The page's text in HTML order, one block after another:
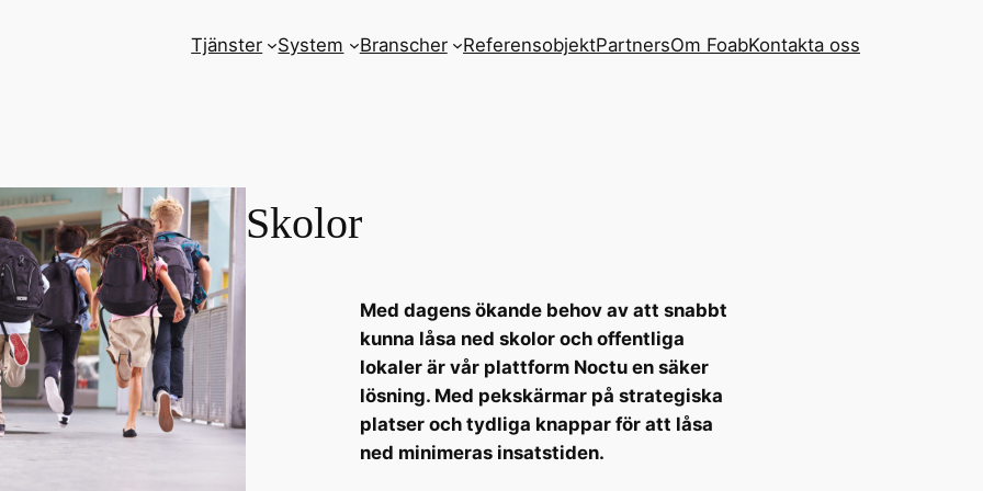
Tjänster System Branscher ReferensobjektPartnersOm FoabKontakta oss
Skolor
Med dagens ökande behov av att snabbt
kunna låsa ned skolor och offentliga
lokaler är vår plattform Noctu en säker
lösning. Med pekskärmar på strategiska
platser och tydliga knappar för att låsa
ned minimeras insatstiden.